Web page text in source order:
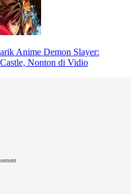
Anime Demon Slayer:
Nonton di Vidio